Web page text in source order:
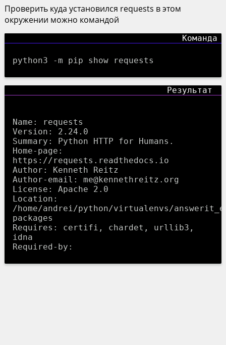
Проверить куда установился requests в этом
окружении можно командой
python3 -m pip show requests
Name: requests
Version: 2.24.0
Summary: Python HTTP for Humans.
Home-page:
https://requests.readthedocs.io
Author: Kenneth Reitz
Author-email: me@kennethreitz.org
License: Apache 2.0
Location:
/home/andrei/python/virtualenvs/
packages
Requires: certifi, chardet, urllib3,
idna